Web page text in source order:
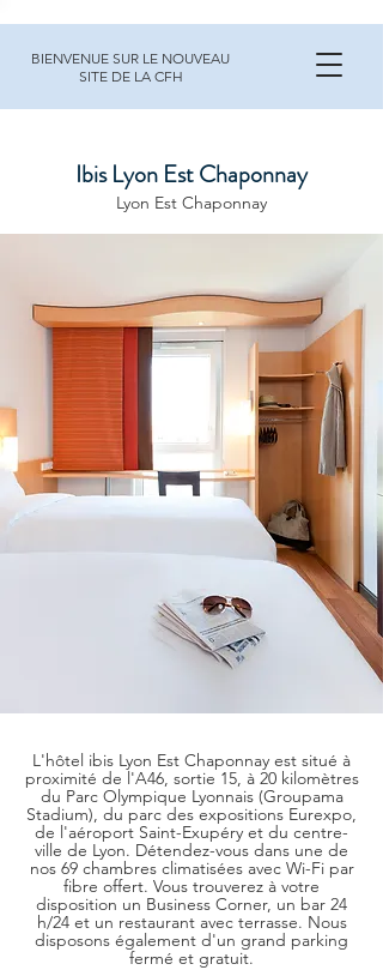
BIENVENUE SUR LE NOUVEAU
SITE DE LA CFH
Ibis Lyon Est Chaponnay
Lyon Est Chaponnay
L'hôtel ibis Lyon Est Chaponnay est situé à
proximité de l'A46, sortie 15, à 20 kilomètres
du Parc Olympique Lyonnais (Groupama
Stadium), du parc des expositions Eurexpo,
de l'aéroport Saint-Exupéry et du centre-
ville de Lyon. Détendez-vous dans une de
nos 69 chambres climatisées avec Wi-Fi par
fibre offert. Vous trouverez à votre
disposition un Business Corner, un bar 24
h/24 et un restaurant avec terrasse. Nous
disposons également d'un grand parking
fermé et gratuit.